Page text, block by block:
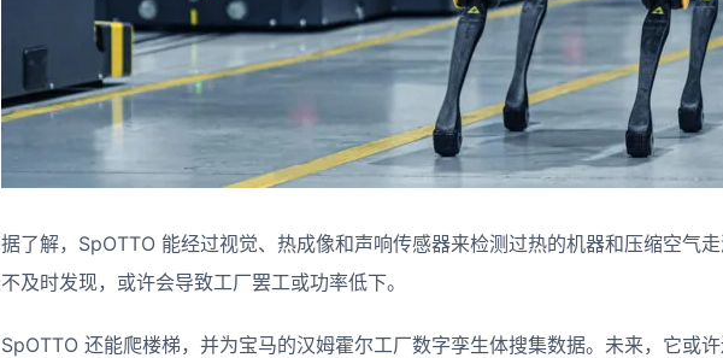
据了解，SpOTTO 能经过视觉、热成像和声响传感器来检测过热的机器和压缩空气
不及时发现，或许会导致工厂罢工或功率低下。
SpOTTO 还能爬楼梯，并为宝马的汉姆霍尔工厂数字孪生体搜集数据。未来，它或